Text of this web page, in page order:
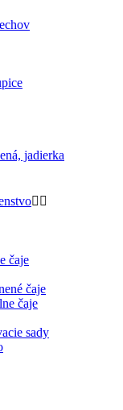
jadierka
 
čaje
čaje
čaje
sady